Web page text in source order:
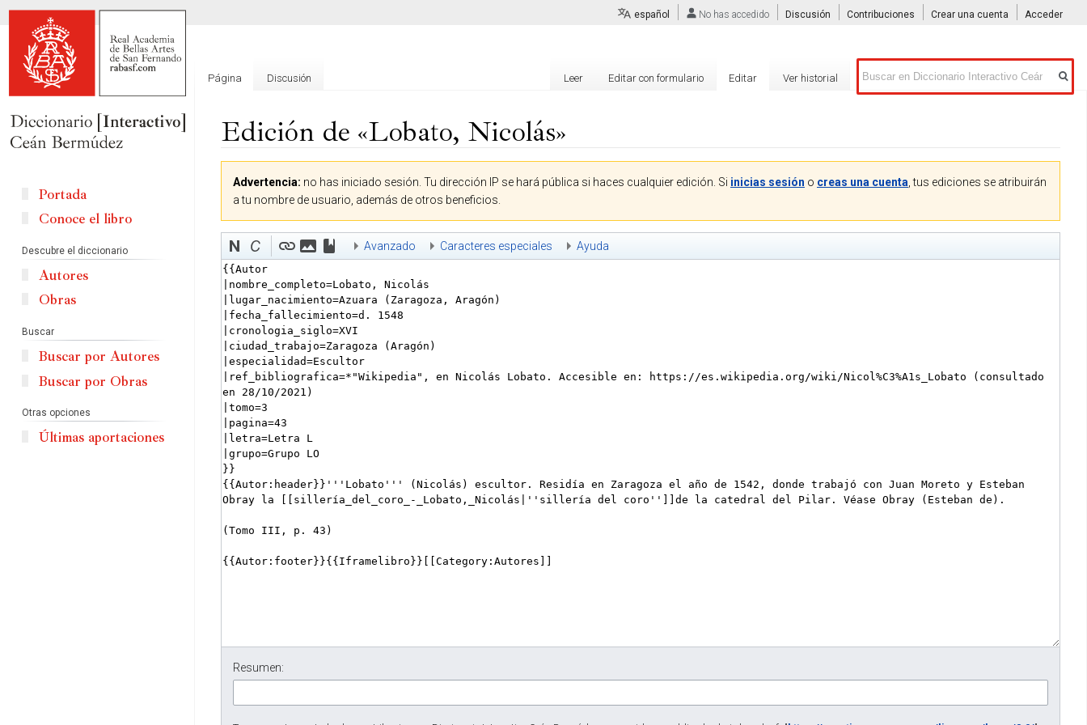
Edición de «Lobato, Nicolás»
navegación
búsqueda
Advertencia: no has iniciado sesión. Tu dirección IP se hará pública si haces cualquier edición. Si inicias sesión o creas una cuenta, tus ediciones se atribuirán
a tu nombre de usuario, además de otros beneficios.
Avanzado Caracteres especiales Ayuda
Resumen:
español No has accedido Discusión Contribuciones Crear una cuenta Acceder
Página Discusión Leer Editar con formulario Editar Ver historial
Buscar
Portada
Conoce el libro
Descubre el diccionario
Autores
Obras
Buscar
Buscar por Autores
Buscar por Obras
Otras opciones
Últimas aportaciones